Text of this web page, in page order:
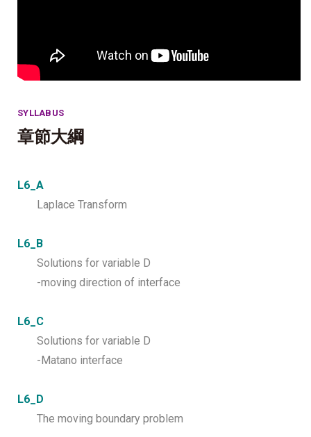
SYLLABUS
章節大綱
L6_A
Laplace Transform
L6_B
Solutions for variable D
-moving direction of interface
L6_C
Solutions for variable D
-Matano interface
L6_D
The moving boundary problem